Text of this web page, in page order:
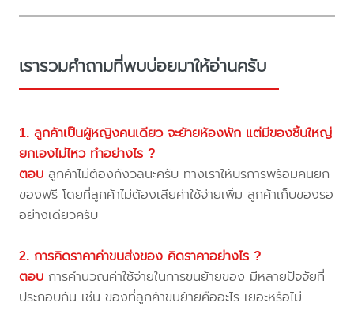
เรารวมคำถามที่พบบ่อยมาให้อ่านครับ
1. ลูกค้าเป็นผู้หญิงคนเดียว จะย้ายห้องพัก แต่มีของชิ้นใหญ่
ยกเองไม่ไหว ทำอย่างไร ?
ตอบ ลูกค้าไม่ต้องกังวลนะครับ ทางเราให้บริการพร้อมคนยก
ของฟรี โดยที่ลูกค้าไม่ต้องเสียค่าใช้จ่ายเพิ่ม ลูกค้าเก็บของรอ
อย่างเดียวครับ
2. การคิดราคาค่าขนส่งของ คิดราคาอย่างไร ?
ตอบ การคำนวณค่าใช้จ่ายในการขนย้ายของ มีหลายปัจจัยที่
ประกอบกัน เช่น ของที่ลูกค้าขนย้ายคืออะไร เยอะหรือไม่